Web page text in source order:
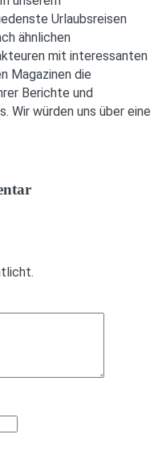
Urlaubsreisen
ähnlichen
mit interessanten
Magazinen die
Berichte und
Wir würden uns über eine